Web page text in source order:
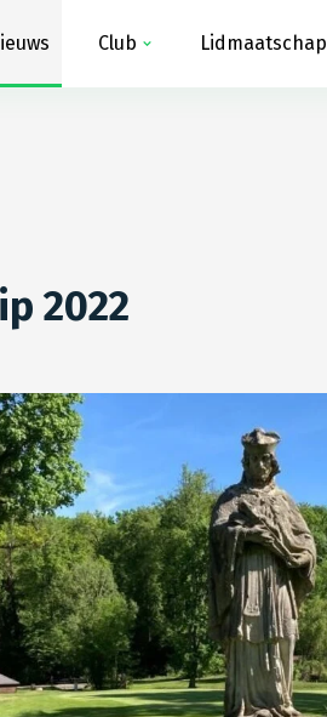
Club Lidmaatschap
2022